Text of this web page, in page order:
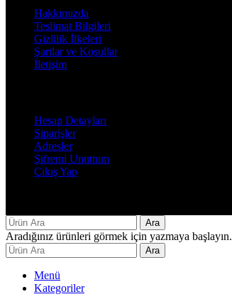
Hakkımızda
Teslimat Bilgileri
Gizlilik İlkeleri
Şartlar ve Koşullar
İletişim
Hesap Detayları
Siparişler
Adresler
Şifremi Unuttum
Çıkış Yap
Ara
Aradığınız ürünleri görmek için yazmaya başlayın.
Ara
Menü
Kategoriler